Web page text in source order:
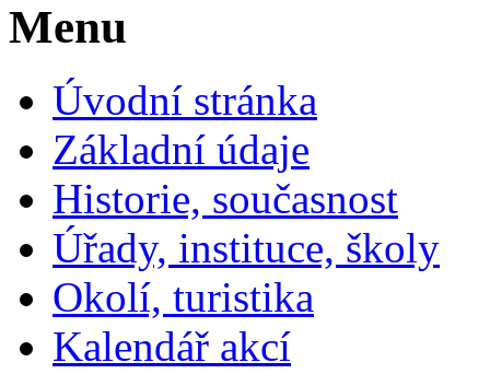
Menu
Úvodní stránka
Základní údaje
Historie, současnost
Úřady, instituce, školy
Okolí, turistika
Kalendář akcí